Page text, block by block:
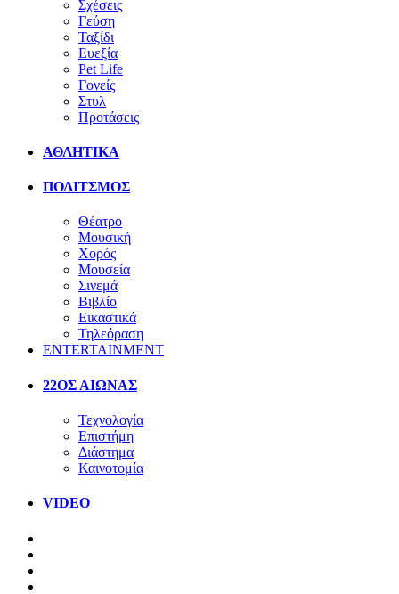
Σχέσεις
Γεύση
Ταξίδι
Ευεξία
Pet Life
Γονείς
Στυλ
Προτάσεις
ΑΘΛΗΤΙΚΑ
ΠΟΛΙΤΣΜΟΣ
Θέατρο
Μουσική
Χορός
Μουσεία
Σινεμά
Βιβλίο
Εικαστικά
Τηλεόραση
ENTERTAINMENT
22ΟΣ ΑΙΩΝΑΣ
Τεχνολογία
Επιστήμη
Διάστημα
Καινοτομία
VIDEO